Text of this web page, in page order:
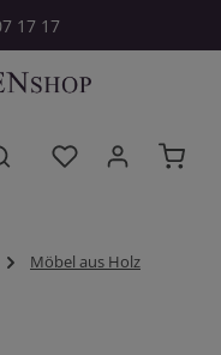
17 17
Du hast 0
Möbel aus Holz